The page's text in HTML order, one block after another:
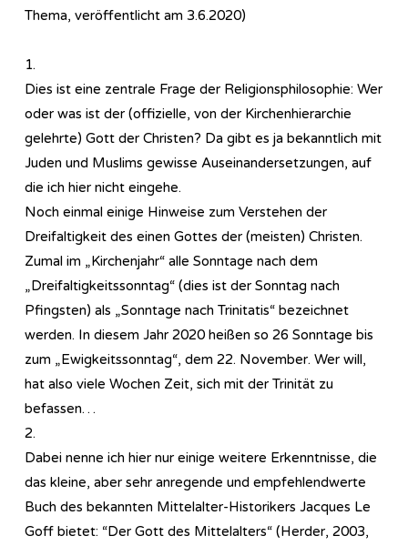
Thema, veröffentlicht am 3.6.2020)
1.
Dies ist eine zentrale Frage der Re­li­gi­ons­phi­lo­so­phie: Wer
oder was ist der (offizielle, von der Kirchenhierarchie
gelehrte) Gott der Christen? Da gibt es ja bekanntlich mit
Juden und Muslims gewisse Auseinandersetzungen, auf
die ich hier nicht eingehe.
Noch einmal einige Hinweise zum Verstehen der
Dreifaltigkeit des einen Gottes der (meisten) Christen.
Zumal im „Kirchenjahr“ alle Sonntage nach dem
„Dreifaltigkeitssonntag“ (dies ist der Sonntag nach
Pfingsten) als „Sonntage nach Trinitatis“ bezeichnet
werden. In diesem Jahr 2020 heißen so 26 Sonntage bis
zum „Ewigkeitssonntag“, dem 22. November. Wer will,
hat also viele Wochen Zeit, sich mit der Trinität zu
befassen…
2.
Dabei nenne ich hier nur einige weitere Erkenntnisse, die
das kleine, aber sehr anregende und empfehlendwerte
Buch des bekannten Mittelalter-Historikers Jacques Le
Goff bietet: “Der Gott des Mittelalters“ (Herder, 2003,